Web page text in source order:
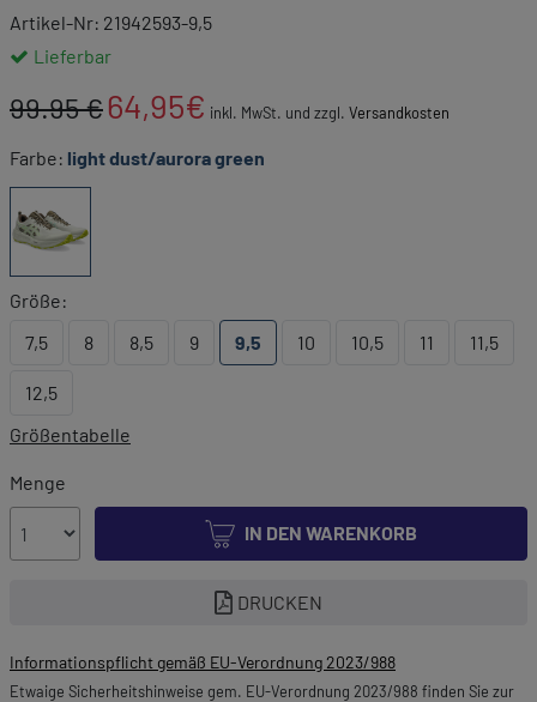
Artikel-Nr: 21942593-9,5
Lieferbar
99.95 €64,95€ inkl. MwSt. und zzgl. Versandkosten
Farbe: light dust/aurora green
Größe:
7,5
8 8,5 9 9,5 10 10,5 11 11,5
12,5
Größentabelle
Menge
IN DEN WARENKORB
DRUCKEN
Informationspflicht gemäß EU-Verordnung 2023/988
Etwaige Sicherheitshinweise gem. EU-Verordnung 2023/988 finden Sie zur